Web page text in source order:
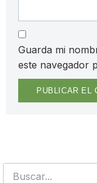
Guarda mi
este navegador